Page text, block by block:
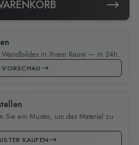
Wandbildes in Ihrem Raum — in 24h.
VORSCHAU
Sie ein Muster, um das Material zu
KAUFEN